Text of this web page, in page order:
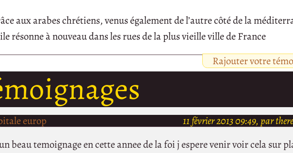
aux arabes chrétiens, venus également de l’autre côté de la
résonne à nouveau dans les rues de la plus vieille ville de France
Rajouter votre
europ
11 février 2013 09:49, par
beau temoignage en cette annee de la foi j espere venir voir cela sur